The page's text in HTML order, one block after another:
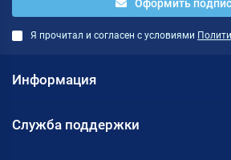
Оформить
Я прочитал и согласен с условиями
Информация
Служба поддержки